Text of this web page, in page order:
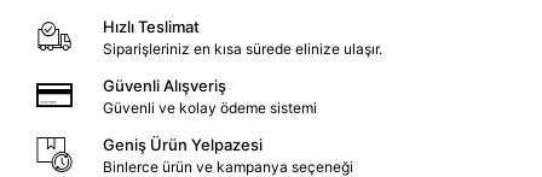
Hızlı Teslimat
Siparişleriniz en kısa sürede elinize ulaşır.
Güvenli Alışveriş
Güvenli ve kolay ödeme sistemi
Geniş Ürün Yelpazesi
Binlerce ürün ve kampanya seçeneği